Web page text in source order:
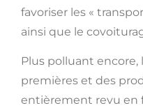
favoriser les «
ainsi que le
Plus polluant
premières et des
entièrement revu en